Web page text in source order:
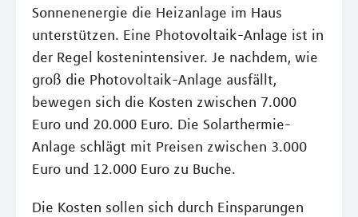
Sonnenenergie die Heizanlage im Haus
unterstützen. Eine Photovoltaik-Anlage ist in
der Regel kostenintensiver. Je nachdem, wie
groß die Photovoltaik-Anlage ausfällt,
bewegen sich die Kosten zwischen 7.000
Euro und 20.000 Euro. Die Solarthermie-
Anlage schlägt mit Preisen zwischen 3.000
Euro und 12.000 Euro zu Buche.
Die Kosten sollen sich durch Einsparungen